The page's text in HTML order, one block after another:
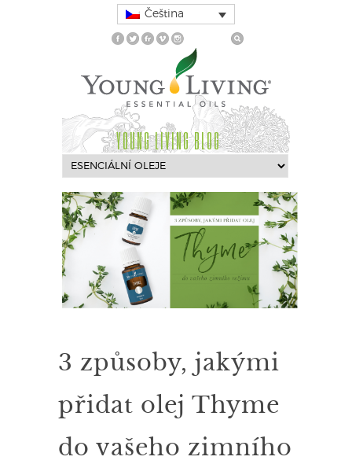
Čeština
YOUNG LIVING BLOG
3 způsoby, jakými
přidat olej Thyme
do vašeho zimního